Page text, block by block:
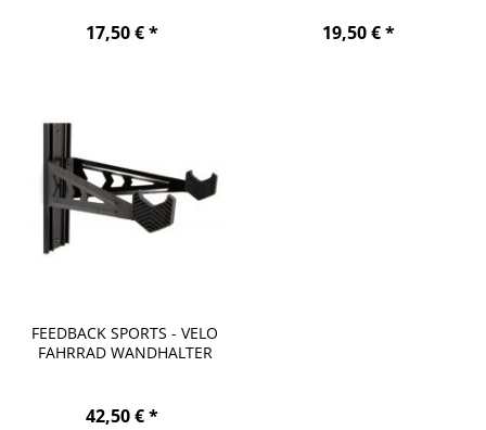
17,50 € * 19,50 € *
FEEDBACK SPORTS - VELO
FAHRRAD WANDHALTER
42,50 € *